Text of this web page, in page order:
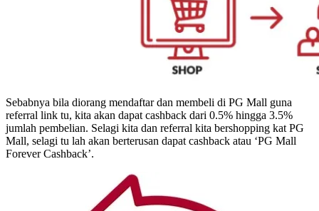
Sebabnya bila diorang mendaftar dan membeli di PG Mall guna
referral link tu, kita akan dapat cashback dari 0.5% hingga 3.5%
jumlah pembelian. Selagi kita dan referral kita bershopping kat PG
Mall, selagi tu lah akan berterusan dapat cashback atau ‘PG Mall
Forever Cashback’.